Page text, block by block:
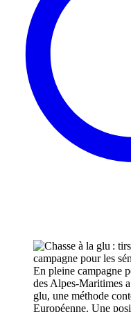
En pleine campagne
des Alpes-Maritimes
glu, une méthode
Européenne. Une